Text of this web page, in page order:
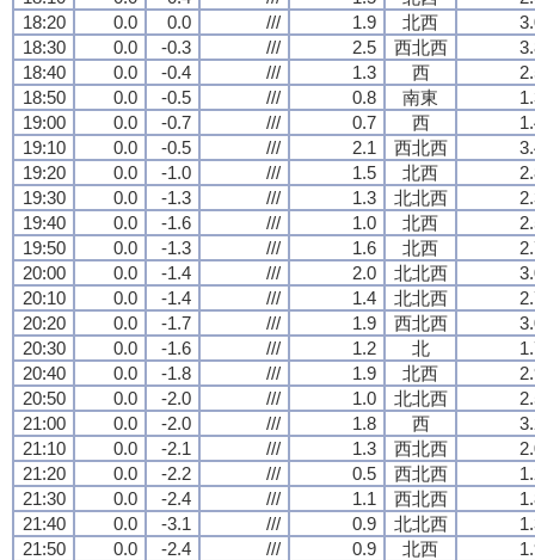
18:20
0.0 0.0 /// 1.9 北西
18:30
0.0 -0.3 /// 2.5 西北西
18:40
0.0 -0.4 /// 1.3 西
18:50
0.0 -0.5 /// 0.8 南東
19:00
0.0 -0.7 /// 0.7 西
19:10
0.0 -0.5 /// 2.1 西北西
19:20
0.0 -1.0 /// 1.5 北西
19:30
0.0 -1.3 /// 1.3 北北西
19:40
0.0 -1.6 /// 1.0 北西
19:50
0.0 -1.3 /// 1.6 北西
20:00
0.0 -1.4 /// 2.0 北北西
20:10
0.0 -1.4 /// 1.4 北北西
20:20
0.0 -1.7 /// 1.9 西北西
20:30
0.0 -1.6 /// 1.2 北
20:40
0.0 -1.8 /// 1.9 北西
20:50
0.0 -2.0 /// 1.0 北北西
21:00
0.0 -2.0 /// 1.8 西
21:10
0.0 -2.1 /// 1.3 西北西
21:20
0.0 -2.2 /// 0.5 西北西
21:30
0.0 -2.4 /// 1.1 西北西
21:40
0.0 -3.1 /// 0.9 北北西
21:50
0.0 -2.4 /// 0.9 北西